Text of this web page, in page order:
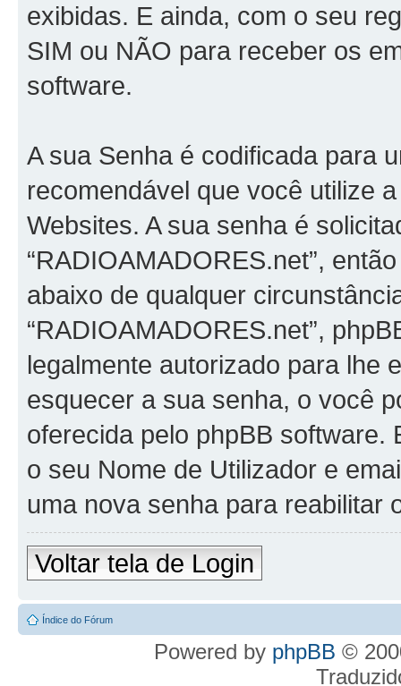
exibidas. E ainda, com o seu
SIM ou NÃO para receber os
software.
A sua Senha é codificada para
recomendável que você utilize
Websites. A sua senha é
“RADIOAMADORES.net”,
abaixo de qualquer
“RADIOAMADORES.net”,
legalmente autorizado para lhe
esquecer a sua senha, o você
oferecida pelo phpBB software.
o seu Nome de Utilizador e
uma nova senha para reabilitar
Voltar tela de Login
Índice do Fórum
Powered by phpBB ©